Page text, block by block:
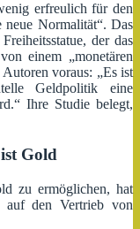
erfreulich für den
neue Normalität“. Das
der das
einem „monetären
voraus: „Es ist
Geldpolitik eine
Ihre Studie belegt,
Gold
zu ermöglichen, hat
den Vertrieb von